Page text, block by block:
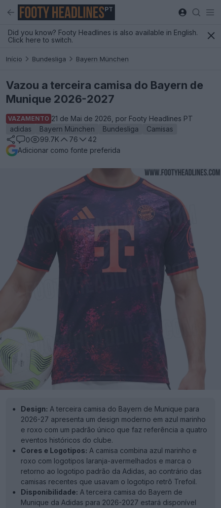
PT
Did you know? Footy Headlines is also available in English.
Click here to switch.
Início Bundesliga Bayern München
Vazou a terceira camisa do Bayern de
Munique 2026-2027
VAZAMENTO 21 de Mai de 2026, por Footy Headlines PT
adidas
Bayern München Bundesliga
Camisas
0
99.7K 76
42
Adicionar como fonte preferida
Design: A terceira camisa do Bayern de Munique para
2026-27 apresenta um design moderno em azul marinho
e roxo com um padrão único que faz referência a quatro
eventos históricos do clube.
Cores e Logotipos: A camisa combina azul marinho e
roxo com logotipos laranja-avermelhados e marca o
retorno ao logotipo padrão da Adidas, ao contrário das
camisas recentes que usavam o logotipo retrô Trefoil.
Disponibilidade: A terceira camisa do Bayern de
Munique da Adidas para 2026-2027 estará disponível